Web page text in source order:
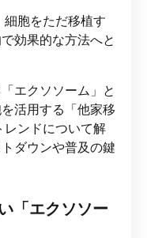
胞をただ移植す
効果的な方法へと
エクソソーム」と
活用する「他家移
ンドについて解
ダウンや普及の鍵
「エクソソー